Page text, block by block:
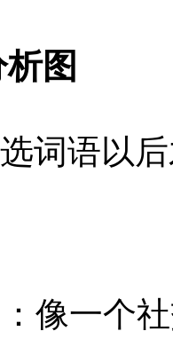
图
词语以
像一个